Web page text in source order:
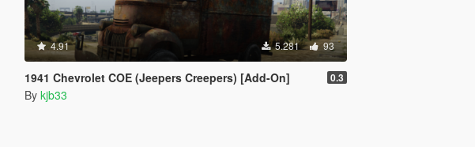
4.91 5.281 93
1941 Chevrolet COE (Jeepers Creepers) [Add-On] 0.3
By kjb33